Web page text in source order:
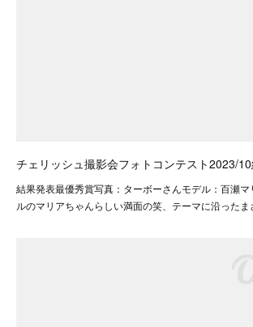
チェリッシュ撮影会フォトコンテスト2023/
結果発表最優秀賞写真：ターボーさんモデル：百瀬
ルのマリアちゃんらしい満面の笑、テーマに沿った